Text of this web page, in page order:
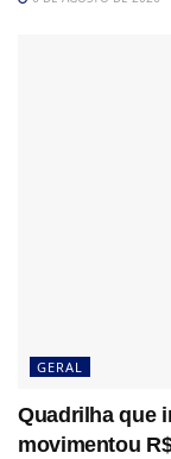
GERAL
Quadrilha que
movimentou